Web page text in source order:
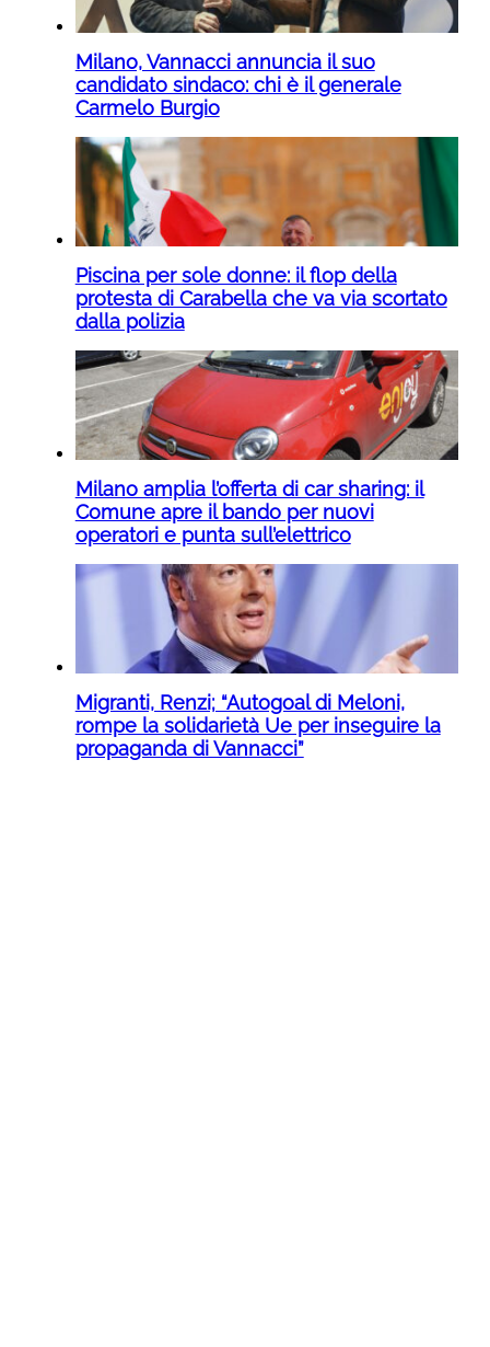
Milano, Vannacci annuncia il suo
candidato sindaco: chi è il generale
Carmelo Burgio
Piscina per sole donne: il flop della
protesta di Carabella che va via scortato
dalla polizia
Milano amplia l’offerta di car sharing: il
Comune apre il bando per nuovi
operatori e punta sull’elettrico
Migranti, Renzi; “Autogoal di Meloni,
rompe la solidarietà Ue per inseguire la
propaganda di Vannacci”